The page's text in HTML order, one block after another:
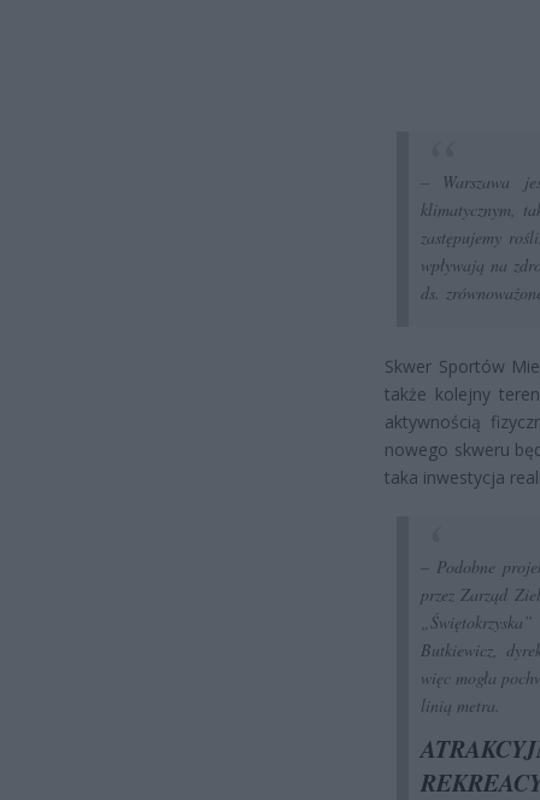
– Warszawa
klimatycznym,
zastępujemy
wpływają na
ds.
Skwer Sportów
także kolejny
aktywnością
nowego skweru
taka inwestycja
– Podobne
przez Zarząd
Butkiewicz,
więc mogła
linią metra.